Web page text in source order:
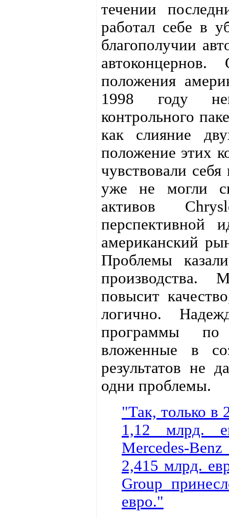
течении
работал себе в
благополучии
положения
1998 году
контрольного
как слияние
положение этих
чувствовали
уже не могли
активов
перспективной
американский
Проблемы
производства.
повысит
логично.
программы по
вложенные в
результатов не
одни проблемы.
"Так, только в
1,12 млрд.
Mercedes-
2,415 млрд.
Group
евро."